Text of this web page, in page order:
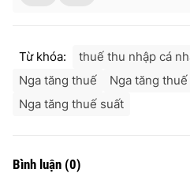
Từ khóa: thuế thu nhập cá
Nga tăng thuế
Nga tăng
Nga tăng thuế suất
Bình luận (0)